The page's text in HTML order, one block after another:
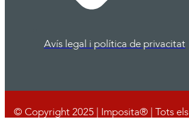
Avís legal i política de privacitat
© Copyright 2025 | Imposita® | Tots